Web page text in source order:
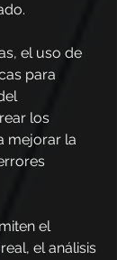
el uso de
para
los
mejorar la
el
el análisis